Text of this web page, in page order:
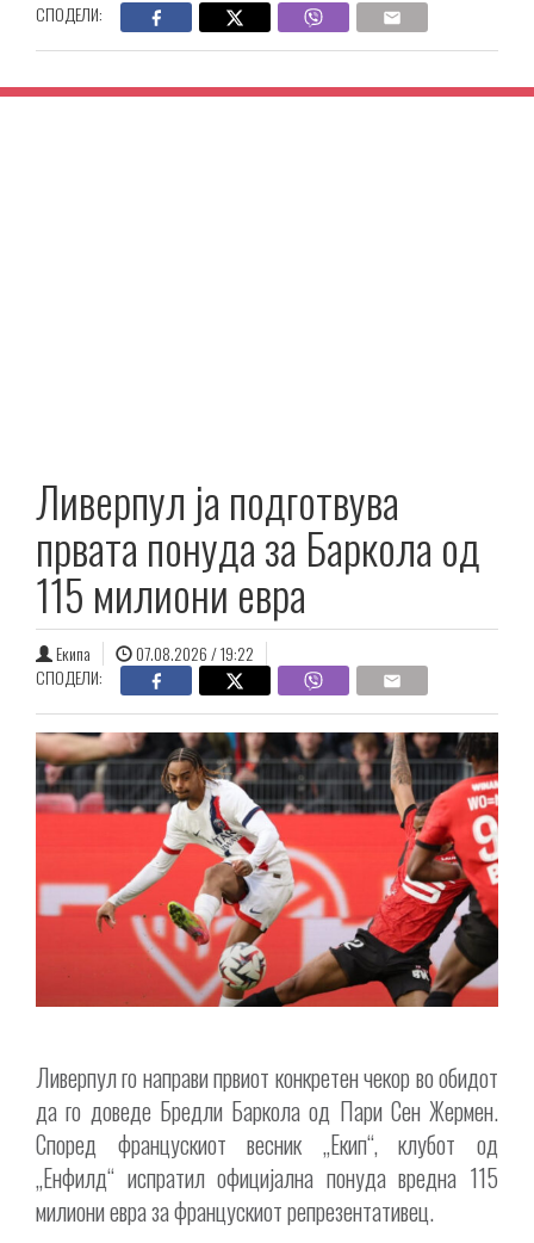
СПОДЕЛИ:
Ливерпул ја подготвува
првата понуда за Баркола од
115 милиони евра
Екипа
07.08.2026 / 19:22
СПОДЕЛИ:
Ливерпул го направи првиот конкретен чекор во обидот
да го доведе Бредли Баркола од Пари Сен Жермен.
Според францускиот весник „Екип“, клубот од
„Енфилд“ испратил официјална понуда вредна 115
милиони евра за францускиот репрезентативец.